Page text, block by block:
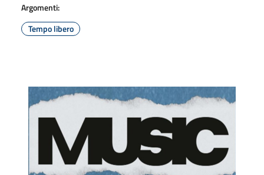
Argomenti:
Tempo libero